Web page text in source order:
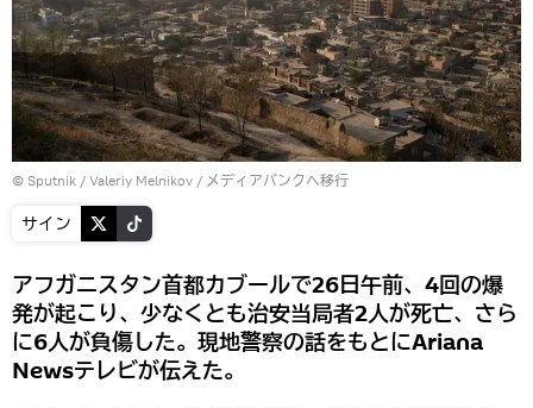
© Sputnik / Valeriy Melnikov / メディアバンクへ移行
サイン
アフガニスタン首都カブールで26日午前、4回の爆
発が起こり、少なくとも治安当局者2人が死亡、さら
に6人が負傷した。現地警察の話をもとにAriana
Newsテレビが伝えた。